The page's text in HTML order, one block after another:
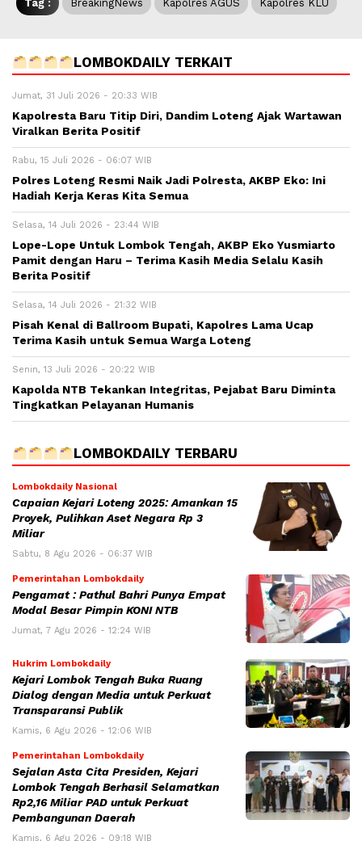
Tag : BreakingNews Kapolres AGUS Kapolres KLU
LOMBOKDAILY TERKAIT
Jumat, 31 Juli 2026 - 20:33 WIB
Kapolresta Baru Titip Diri, Dandim Loteng Ajak Wartawan
Viralkan Berita Positif
Rabu, 15 Juli 2026 - 06:07 WIB
Polres Loteng Resmi Naik Jadi Polresta, AKBP Eko: Ini
Hadiah Kerja Keras Kita Semua
Selasa, 14 Juli 2026 - 23:44 WIB
Lope-Lope Untuk Lombok Tengah, AKBP Eko Yusmiarto
Pamit dengan Haru – Terima Kasih Media Selalu Kasih
Berita Positif
Selasa, 14 Juli 2026 - 21:32 WIB
Pisah Kenal di Ballroom Bupati, Kapolres Lama Ucap
Terima Kasih untuk Semua Warga Loteng
Senin, 13 Juli 2026 - 20:22 WIB
Kapolda NTB Tekankan Integritas, Pejabat Baru Diminta
Tingkatkan Pelayanan Humanis
LOMBOKDAILY TERBARU
Lombokdaily Nasional
Capaian Kejari Loteng 2025: Amankan 15
Proyek, Pulihkan Aset Negara Rp 3
Miliar
Sabtu, 8 Agu 2026 - 06:37 WIB
Pemerintahan Lombokdaily
Pengamat : Pathul Bahri Punya Empat
Modal Besar Pimpin KONI NTB
Jumat, 7 Agu 2026 - 12:24 WIB
Hukrim Lombokdaily
Kejari Lombok Tengah Buka Ruang
Dialog dengan Media untuk Perkuat
Transparansi Publik
Kamis, 6 Agu 2026 - 12:06 WIB
Pemerintahan Lombokdaily
Sejalan Asta Cita Presiden, Kejari
Lombok Tengah Berhasil Selamatkan
Rp2,16 Miliar PAD untuk Perkuat
Pembangunan Daerah
Kamis, 6 Agu 2026 - 09:18 WIB